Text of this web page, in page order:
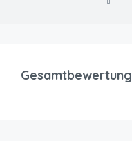
Gesamtbewertung